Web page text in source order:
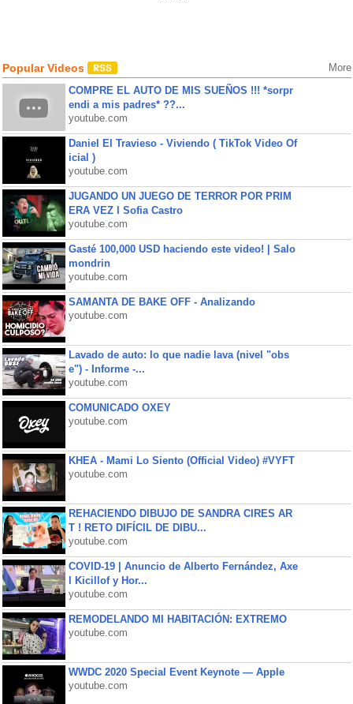
Popular Videos More
COMPRE EL AUTO DE MIS SUEÑOS !!! *sorpr
endi a mis padres* ??...
youtube.com
Daniel El Travieso - Viviendo ( TikTok Video Of
icial )
youtube.com
JUGANDO UN JUEGO DE TERROR POR PRIM
ERA VEZ l Sofia Castro
youtube.com
Gasté 100,000 USD haciendo este video! | Salo
mondrin
youtube.com
SAMANTA DE BAKE OFF - Analizando
youtube.com
Lavado de auto: lo que nadie lava (nivel "obs
e") - Informe -...
youtube.com
COMUNICADO OXEY
youtube.com
KHEA - Mami Lo Siento (Official Video) #VYFT
youtube.com
REHACIENDO DIBUJO DE SANDRA CIRES AR
T ! RETO DIFÍCIL DE DIBU...
youtube.com
COVID-19 | Anuncio de Alberto Fernández, Axe
l Kicillof y Hor...
youtube.com
REMODELANDO MI HABITACIÓN: EXTREMO
youtube.com
WWDC 2020 Special Event Keynote — Apple
youtube.com